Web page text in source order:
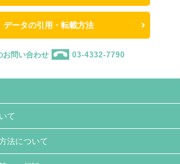
データの引用・転載方法
お問い合わせ 03-4332-7790
て
法について